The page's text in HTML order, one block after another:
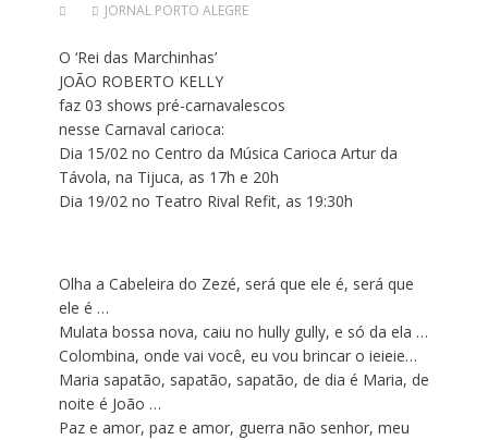
JORNAL PORTO ALEGRE
O ‘Rei das Marchinhas’
JOÃO ROBERTO KELLY
faz 03 shows pré-carnavalescos
nesse Carnaval carioca:
Dia 15/02 no Centro da Música Carioca Artur da
Távola, na Tijuca, as 17h e 20h
Dia 19/02 no Teatro Rival Refit, as 19:30h
Olha a Cabeleira do Zezé, será que ele é, será que
ele é …
Mulata bossa nova, caiu no hully gully, e só da ela …
Colombina, onde vai você, eu vou brincar o ieieie…
Maria sapatão, sapatão, sapatão, de dia é Maria, de
noite é João …
Paz e amor, paz e amor, guerra não senhor, meu